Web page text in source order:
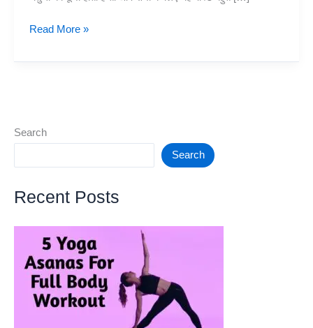
Ganesh
2023
Quotes
Read More »
Search
Search
Recent Posts